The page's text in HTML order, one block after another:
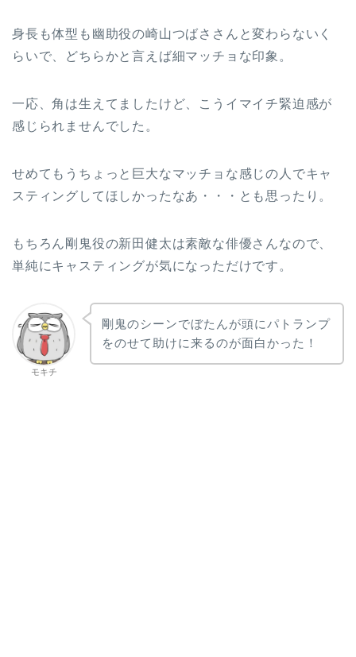
身長も体型も幽助役の崎山つばささんと変わらないく
らいで、どちらかと言えば細マッチョな印象。
一応、角は生えてましたけど、こうイマイチ緊迫感が
感じられませんでした。
せめてもうちょっと巨大なマッチョな感じの人でキャ
スティングしてほしかったなあ・・・とも思ったり。
もちろん剛鬼役の新田健太は素敵な俳優さんなので、
単純にキャスティングが気になっただけです。
モキチ
剛鬼のシーンでぼたんが頭にパトランプ
をのせて助けに来るのが面白かった！